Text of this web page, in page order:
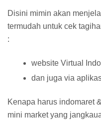
Disini mimin akan
termudah untuk cek
:
website Virtual
dan juga via
Kenapa harus indomaret
mini market yang